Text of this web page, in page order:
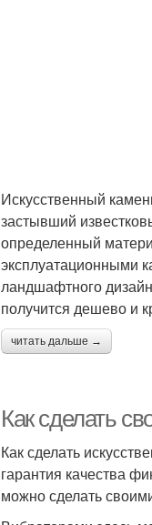
Искусственный
застывший
определенный
эксплуатационными
ландшафтного
получится дешево и
читать дальше →
Как сделать
Как сделать
гарантия качества
можно сделать